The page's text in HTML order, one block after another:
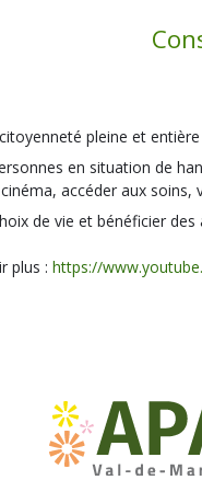
pleine et
en situation de
accéder aux
de vie et bénéficier
plus : https://